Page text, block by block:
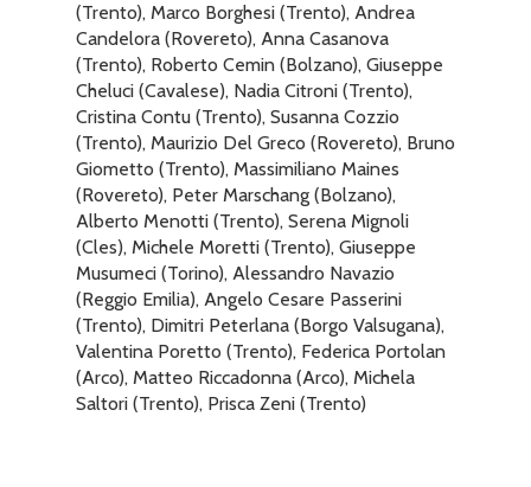
(Trento), Marco Borghesi (Trento), Andrea
Candelora (Rovereto), Anna Casanova
(Trento), Roberto Cemin (Bolzano), Giuseppe
Cheluci (Cavalese), Nadia Citroni (Trento),
Cristina Contu (Trento), Susanna Cozzio
(Trento), Maurizio Del Greco (Rovereto), Bruno
Giometto (Trento), Massimiliano Maines
(Rovereto), Peter Marschang (Bolzano),
Alberto Menotti (Trento), Serena Mignoli
(Cles), Michele Moretti (Trento), Giuseppe
Musumeci (Torino), Alessandro Navazio
(Reggio Emilia), Angelo Cesare Passerini
(Trento), Dimitri Peterlana (Borgo Valsugana),
Valentina Poretto (Trento), Federica Portolan
(Arco), Matteo Riccadonna (Arco), Michela
Saltori (Trento), Prisca Zeni (Trento)